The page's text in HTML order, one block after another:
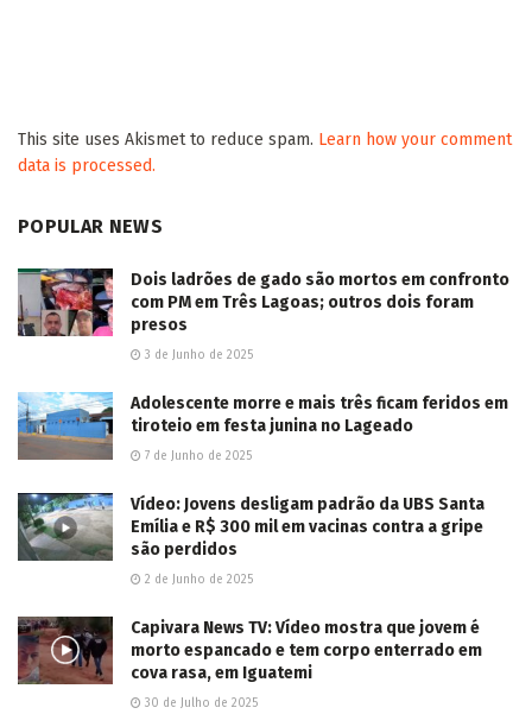
This site uses Akismet to reduce spam. Learn how your comment
data is processed.
POPULAR NEWS
Dois ladrões de gado são mortos em confronto
com PM em Três Lagoas; outros dois foram
presos
3 de Junho de 2025
Adolescente morre e mais três ficam feridos em
tiroteio em festa junina no Lageado
7 de Junho de 2025
Vídeo: Jovens desligam padrão da UBS Santa
Emília e R$ 300 mil em vacinas contra a gripe
são perdidos
2 de Junho de 2025
Capivara News TV: Vídeo mostra que jovem é
morto espancado e tem corpo enterrado em
cova rasa, em Iguatemi
30 de Julho de 2025